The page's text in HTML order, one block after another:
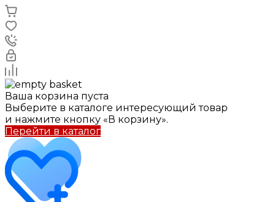
Ваша корзина пуста
Выберите в каталоге интересующий товар
и нажмите кнопку «В корзину».
Перейти в каталог